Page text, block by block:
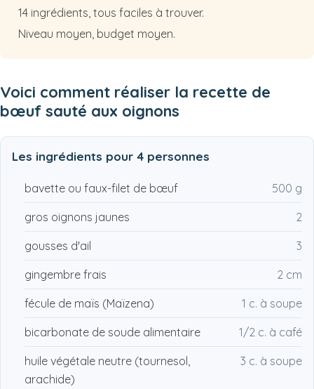
14 ingrédients, tous faciles à trouver.
Niveau moyen, budget moyen.
Voici comment réaliser la recette de
bœuf sauté aux oignons
Les ingrédients pour 4 personnes
bavette ou faux-filet de bœuf 500 g
gros oignons jaunes 2
gousses d'ail 3
gingembre frais 2 cm
fécule de maïs (Maïzena) 1 c. à soupe
bicarbonate de soude alimentaire 1/2 c. à café
huile végétale neutre (tournesol,
arachide)
3 c. à soupe